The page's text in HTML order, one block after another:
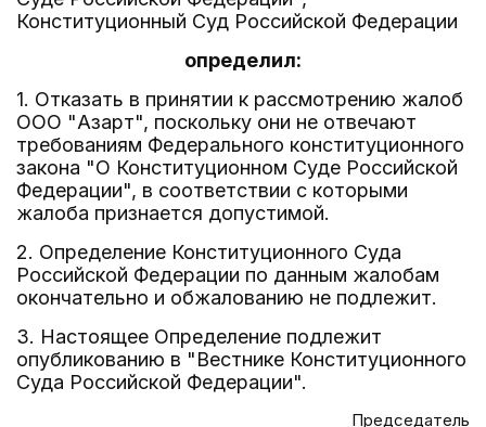
Конституционный Суд Российской Федерации
определил:
1. Отказать в принятии к рассмотрению жалоб
ООО "Азарт", поскольку они не отвечают
требованиям Федерального конституционного
закона "О Конституционном Суде Российской
Федерации", в соответствии с которыми
жалоба признается допустимой.
2. Определение Конституционного Суда
Российской Федерации по данным жалобам
окончательно и обжалованию не подлежит.
3. Настоящее Определение подлежит
опубликованию в "Вестнике Конституционного
Суда Российской Федерации".
Председатель